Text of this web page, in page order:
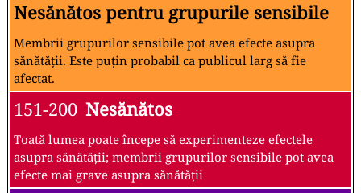
Nesănătos pentru grupurile sensibile
Membrii grupurilor sensibile pot avea efecte asupra
sănătății. Este puțin probabil ca publicul larg să fie
afectat.
151-200 Nesănătos
Toată lumea poate începe să experimenteze efectele
asupra sănătății; membrii grupurilor sensibile pot avea
efecte mai grave asupra sănătății